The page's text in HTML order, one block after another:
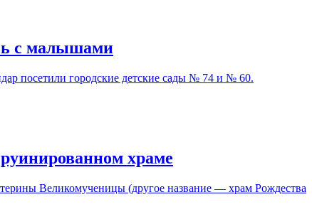
с малышами
посетили городские детские сады № 74 и № 60.
храме
Великомученицы (другое название — храм Рождества